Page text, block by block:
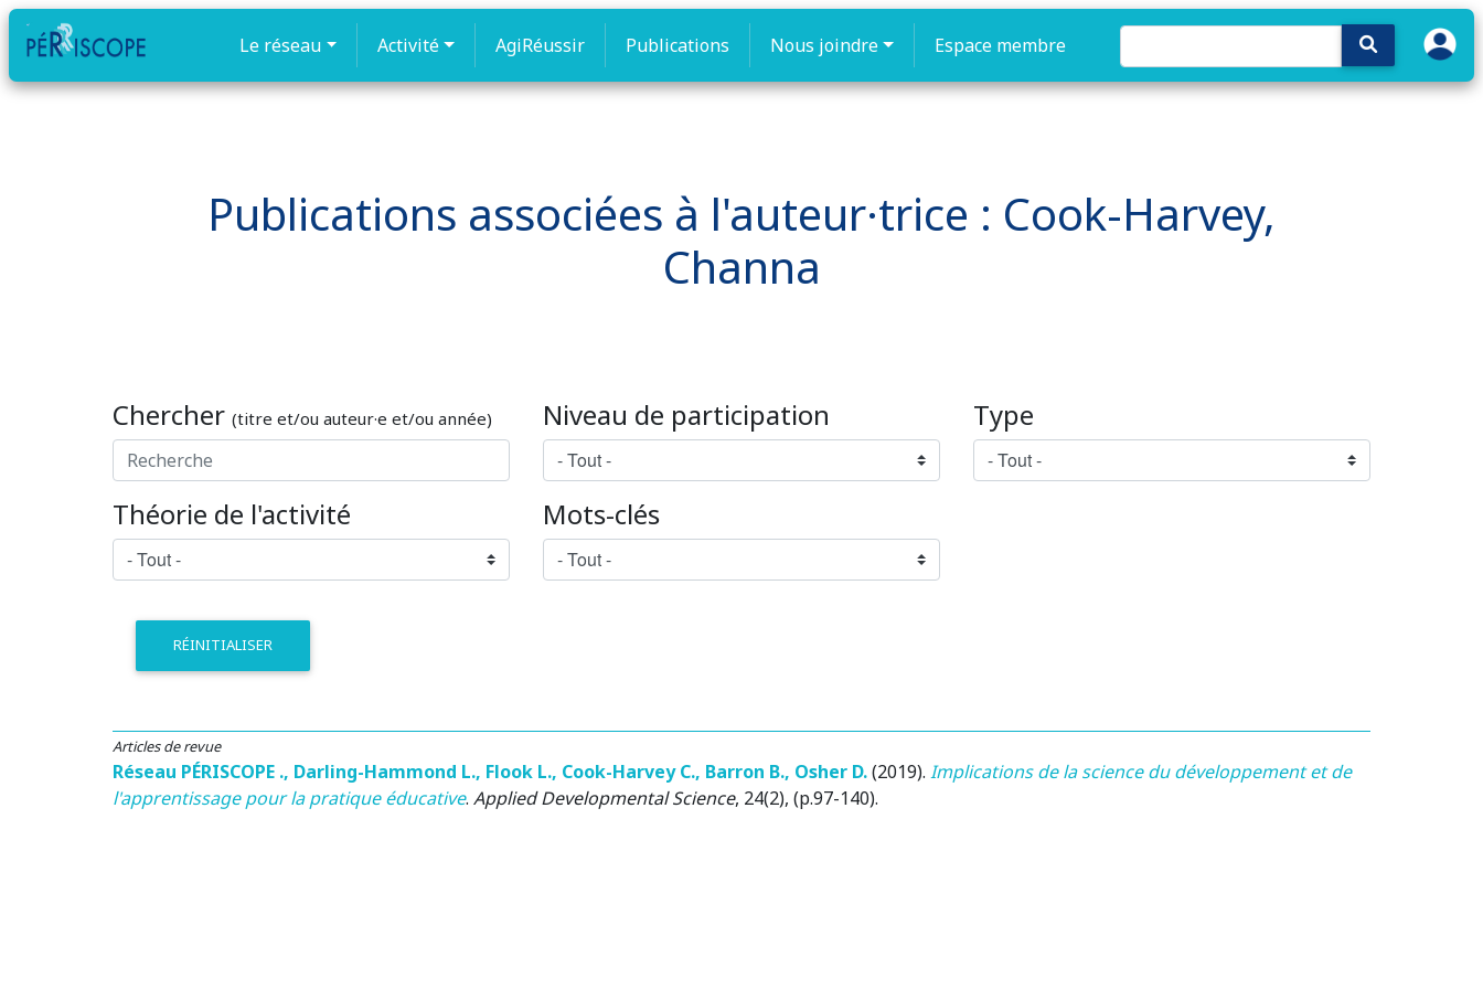
Le réseau Activité AgiRéussir Publications Nous joindre Espace membre
Publications associées à l'auteur·trice : Cook-Harvey,
Channa
Chercher (titre et/ou auteur·e et/ou année) Niveau de participation Type
Théorie de l'activité Mots-clés
RÉINITIALISER
Articles de revue
Réseau PÉRISCOPE ., Darling-Hammond L., Flook L., Cook-Harvey C., Barron B., Osher D.(2019). Implications de la science du développement et de
l'apprentissage pour la pratique éducative. Applied Developmental Science, 24(2), (p.97-140).